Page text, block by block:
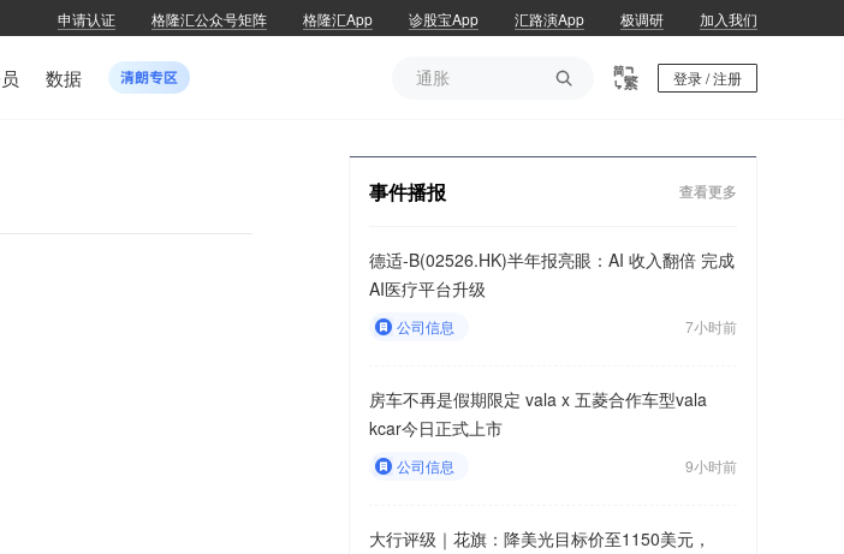
申请认证 格隆汇公众号矩阵 格隆汇App 诊股宝App 汇路演App 极调研 加入我们
数据 
通胀
登录 / 注册
事件播报 查看更多
德适-B(02526.HK)半年报亮眼：AI 收入翻倍 完成
AI医疗平台升级
公司信息 7小时前
房车不再是假期限定 vala x 五菱合作车型vala
kcar今日正式上市
公司信息 9小时前
大行评级｜花旗：降美光目标价至1150美元，